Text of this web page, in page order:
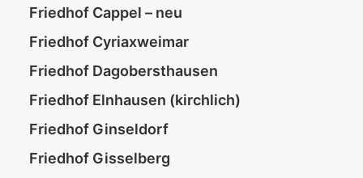
Friedhof Cappel – neu
Friedhof Cyriaxweimar
Friedhof Dagobersthausen
Friedhof Elnhausen (kirchlich)
Friedhof Ginseldorf
Friedhof Gisselberg